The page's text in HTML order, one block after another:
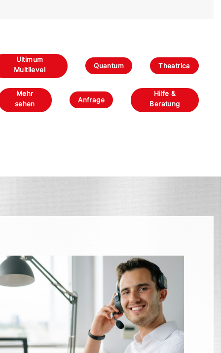
Ultimum
Multilevel
Quantum Theatrica
Mehr
sehen
Anfrage
Hilfe &
Beratung